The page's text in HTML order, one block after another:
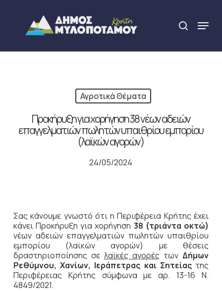
content
search
Menu
Αγροτικά Θέματα
Προκήρυξη για χορήγηση 38 νέων αδειών
επαγγελματιών πωλητών υπαιθρίου εμπορίου
(λαϊκών αγορών)
24/05/2024
Σας κάνουμε γνωστό ότι η Περιφέρεια Κρήτης έχει
κάνει Προκήρυξη για χορήγηση 38 (τριάντα οκτώ)
νέων αδειών επαγγελματιών πωλητών υπαιθρίου
εμπορίου (λαϊκών αγορών) με θέσεις
δραστηριοποίησης σε λαϊκές αγορές τωνΔήμων
Ρεθύμνου, Χανίων, Ιεράπετρας και Σητείαςτης
Περιφέρειας Κρήτης σύμφωνα με αρ. 13-16 Ν.
4849/2021.
Close